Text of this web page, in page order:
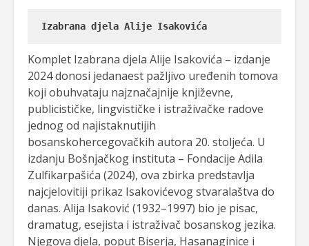
Izabrana djela Alije Isakovića
Komplet Izabrana djela Alije Isakovića – izdanje
2024 donosi jedanaest pažljivo uređenih tomova
koji obuhvataju najznačajnije književne,
publicističke, lingvističke i istraživačke radove
jednog od najistaknutijih
bosanskohercegovačkih autora 20. stoljeća. U
izdanju Bošnjačkog instituta – Fondacije Adila
Zulfikarpašića (2024), ova zbirka predstavlja
najcjelovitiji prikaz Isakovićevog stvaralaštva do
danas. Alija Isaković (1932–1997) bio je pisac,
dramatug, esejista i istraživač bosanskog jezika.
Njegova djela, poput Biserja, Hasanaginice i